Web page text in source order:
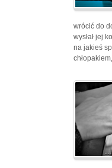
wrócić do
wysłał jej
na jakieś